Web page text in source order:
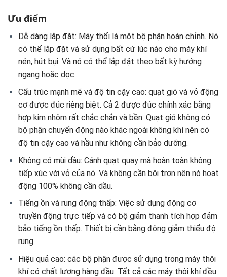
Ưu điểm
Dễ dàng lắp đặt: Máy thổi là một bộ phận hoàn chỉnh. Nó
có thể lắp đặt và sử dụng bất cứ lúc nào cho máy khí
nén, hút bụi. Và nó có thể lắp đặt theo bất kỳ hướng
ngang hoặc dọc.
Cấu trúc mạnh mẽ và độ tin cậy cao: quạt gió và vỏ động
cơ được đúc riêng biệt. Cả 2 được đúc chính xác bằng
hợp kim nhôm rất chắc chắn và bền. Quạt gió không có
bộ phận chuyển động nào khác ngoài không khí nên có
độ tin cậy cao và hầu như không cần bảo dưỡng.
Không có mùi dầu: Cánh quạt quay mà hoàn toàn không
tiếp xúc với vỏ của nó. Và không cần bôi trơn nên nó hoạt
động 100% không cần dầu.
Tiếng ồn và rung động thấp: Việc sử dụng động cơ
truyền động trực tiếp và có bộ giảm thanh tích hợp đảm
bảo tiếng ồn thấp. Thiết bị cần bằng động giảm thiểu độ
rung.
Hiệu quả cao: các bộ phận được sử dụng trong máy thôi
khí có chất lượng hàng đầu. Tất cả các máy thôi khí đều